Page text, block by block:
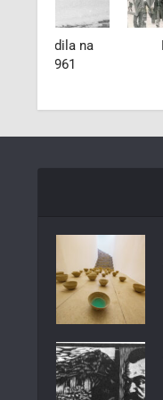
Prometno
povorko